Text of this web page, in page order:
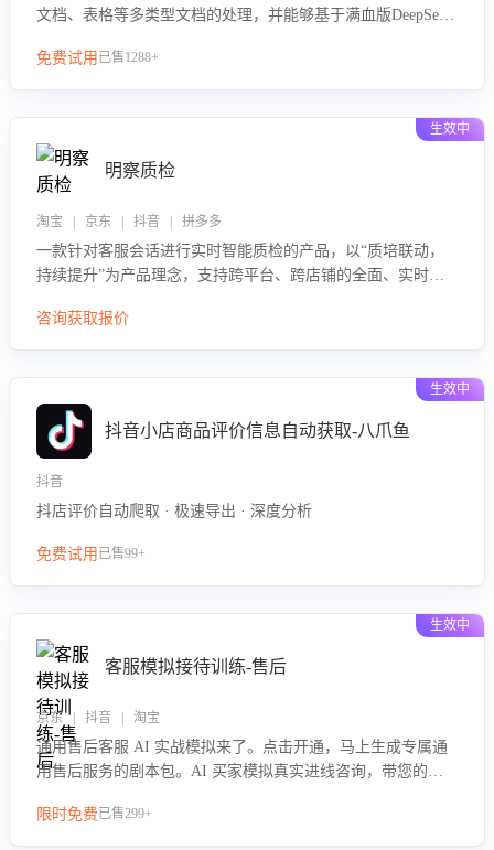
文档、表格等多类型文档的处理，并能够基于满血版DeepSeek
助用户高效管理和利用知识资源。通过该产品，用户可以轻松
免费试用 已售1288+
生效中
明察质检
淘宝 | 京东 | 抖音 | 拼多多
一款针对客服会话进行实时智能质检的产品，以“质培联动，
持续提升”为产品理念，支持跨平台、跨店铺的全面、实时、
队的销服能力。
咨询获取报价
生效中
抖音小店商品评价信息自动获取-八爪鱼
抖音
抖店评价自动爬取 · 极速导出 · 深度分析
免费试用 已售99+
生效中
客服模拟接待训练-售后
京东 | 抖音 | 淘宝
通用售后客服 AI 实战模拟来了。点击开通，马上生成专属通
用售后服务的剧本包。AI 买家模拟真实进线咨询，带您的客
要点，轻松提升服务能力。
限时免费已售299+